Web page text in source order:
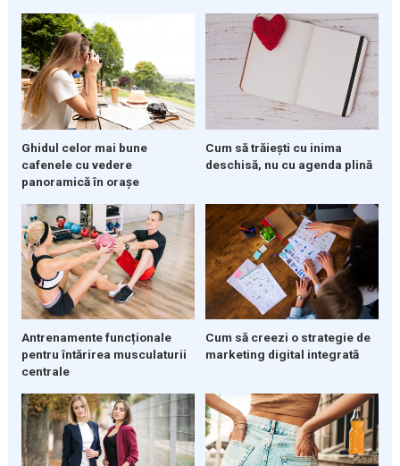
Ghidul celor mai bune
cafenele cu vedere
panoramică în orașe
Cum să trăiești cu inima
deschisă, nu cu agenda plină
Antrenamente funcționale
pentru întărirea musculaturii
centrale
Cum să creezi o strategie de
marketing digital integrată